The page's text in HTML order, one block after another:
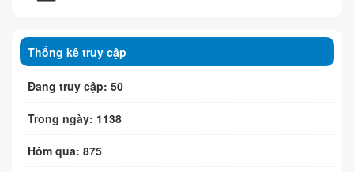
Thống kê truy cập
Đang truy cập: 50
Trong ngày: 1138
Hôm qua: 875